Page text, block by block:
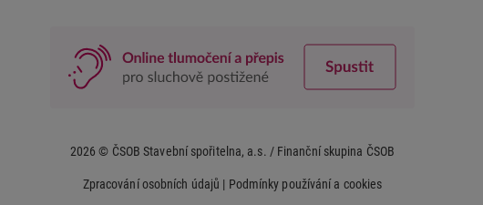
2026 © ČSOB Stavební spořitelna, a.s. / Finanční skupina ČSOB
Zpracování osobních údajů | Podmínky používání a cookies